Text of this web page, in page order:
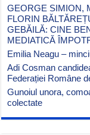
GEORGE SIMION,
FLORIN
GEBĂILĂ: CINE
MEDIATICĂ
Emilia Neagu –
Adi Cosman
Federației Române
Gunoiul unora,
colectate